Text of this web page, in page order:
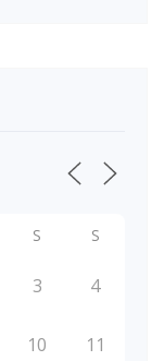
S S
3 4
10 11